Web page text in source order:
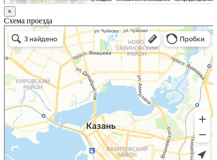
×
Схема проезда
Казань
Малый Татарский переулок, 8 на карте Москвы, ближайшее метро Новокузнецкая —
Яндекс.Карты